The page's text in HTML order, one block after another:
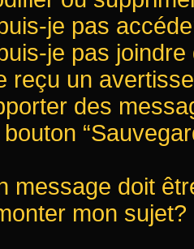
je pas
je pas
reçu un
des
message doit
mon sujet?